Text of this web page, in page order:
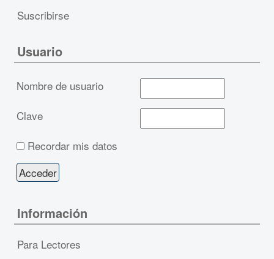
Suscribirse
Usuario
Nombre de usuario
Clave
Recordar mis datos
Información
Para Lectores